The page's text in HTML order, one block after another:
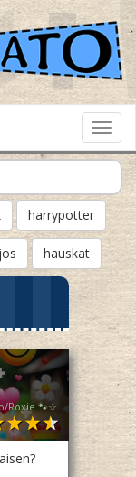
harrypotter
hauskat
Roxie 🐾☆